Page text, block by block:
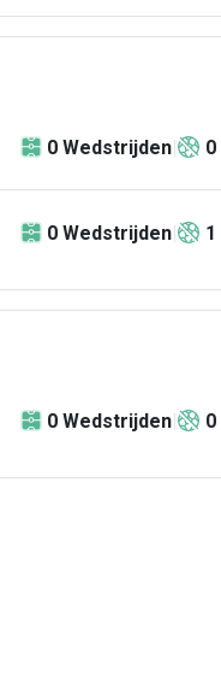
0 Wedstrijden 0
0 Wedstrijden 1
0 Wedstrijden 0